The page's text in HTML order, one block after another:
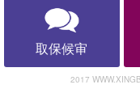
取保候审
2017